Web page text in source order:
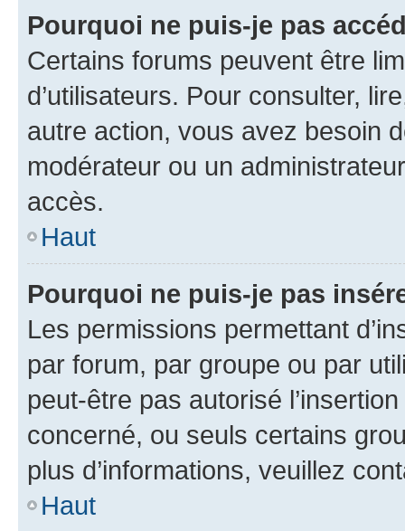
Pourquoi ne puis-je pas
Certains forums peuvent être
d’utilisateurs. Pour consulter,
autre action, vous avez besoin
modérateur ou un
accès.
Haut
Pourquoi ne puis-je pas
Les permissions permettant
par forum, par groupe ou par
peut-être pas autorisé
concerné, ou seuls certains
plus d’informations, veuillez
Haut